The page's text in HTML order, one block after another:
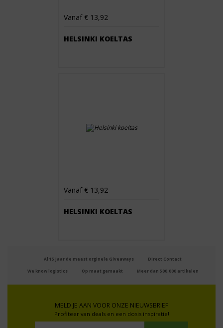
Vanaf € 13,92
HELSINKI KOELTAS
Vanaf € 13,92
HELSINKI KOELTAS
Al 15 jaar de meest orginele Giveaways Direct Contact
We know logistics Op maat gemaakt Meer dan 500.000 artikelen
MELD JE AAN VOOR ONZE NIEUWSBRIEF
Profiteer van deals en een dosis inspiratie!